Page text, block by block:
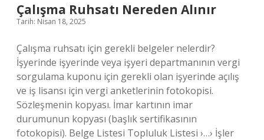
Çalışma Ruhsatı Nereden Alınır
Tarih: Nisan 18, 2025
Çalışma ruhsatı için gerekli belgeler nelerdir?
İşyerinde işyerinde veya işyeri departmanının vergi
sorgulama kuponu için gerekli olan işyerinde açılış
ve iş lisansı için vergi anketlerinin fotokopisi.
Sözleşmenin kopyası. İmar kartının imar
durumunun kopyası (başlık sertifikasının
fotokopisi). Belge Listesi Topluluk Listesi ›…› İşler